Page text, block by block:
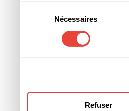
d'autres
ont
consentement
Nécessaires
Refuser